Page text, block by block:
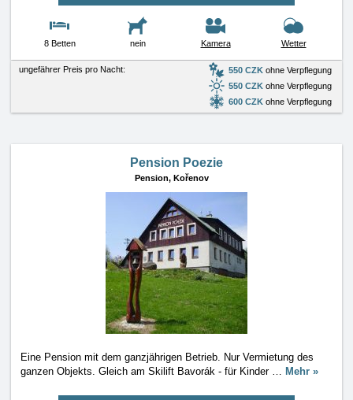
8 Betten nein Kamera Wetter
ungefährer Preis pro Nacht: 550 CZK ohne Verpflegung
550 CZK ohne Verpflegung
600 CZK ohne Verpflegung
Pension Poezie
Pension, Kořenov
Eine Pension mit dem ganzjährigen Betrieb. Nur Vermietung des
ganzen Objekts. Gleich am Skilift Bavorák - für Kinder … Mehr »